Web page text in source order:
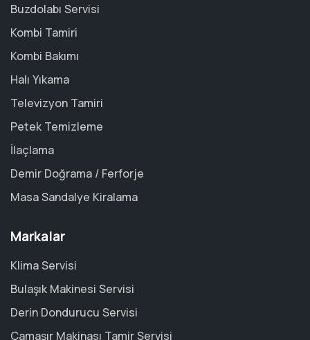
Buzdolabı Servisi
Kombi Tamiri
Kombi Bakımı
Halı Yıkama
Televizyon Tamiri
Petek Temizleme
İlaçlama
Demir Doğrama / Ferforje
Masa Sandalye Kiralama
Markalar
Klima Servisi
Bulaşık Makinesi Servisi
Derin Dondurucu Servisi
Çamaşır Makinası Tamir Servisi